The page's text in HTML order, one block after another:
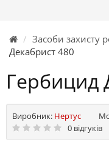
Засоби захисту
Декабрист 480
Гербицид
Виробник: Нертус
0 відгуків